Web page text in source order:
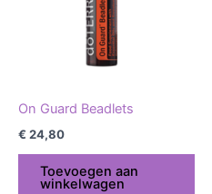
On Guard Beadlets
€ 24,80
Toevoegen aan
winkelwagen